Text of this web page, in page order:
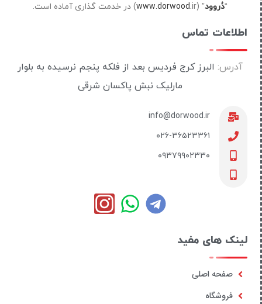
“دُروود” (
www.dorwood.ir) در خدمت گذاری آماده است.
اطلاعات تماس
آدرس: البرز کرج فردیس بعد از فلکه پنجم نرسیده به بلوار
مارلیک نبش پاکسان شرقی
info@dorwood.ir
۰۲۶-۳۶۵۲۳۳۶۱
۰۹۳۷۹۹۰۲۳۳۰
لینک های مفید
صفحه اصلی
فروشگاه